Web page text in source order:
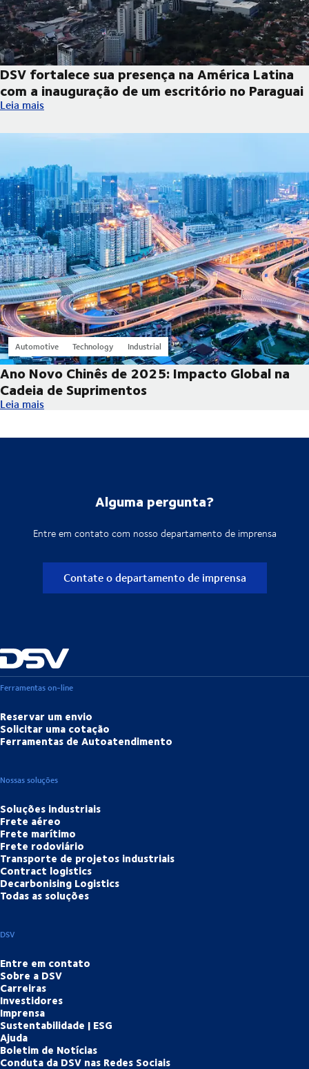
DSV fortalece sua presença na América Latina
com a inauguração de um escritório no Paraguai
DSV fortalece sua presença na América Latina com a
Leia mais
Ano Novo Chinês de 2025: Impacto Global na
Cadeia de Suprimentos
Automotive Technology Industrial
Ano Novo Chinês de 2025: Impacto Global na Cadeia de
Leia mais
Alguma pergunta?
Entre em contato com nosso departamento de imprensa
Contate o departamento de imprensa
Ferramentas on-line
Reservar um envio
Solicitar uma cotação
Ferramentas de Autoatendimento
Nossas soluções
Soluções industriais
Frete aéreo
Frete marítimo
Frete rodoviário
Transporte de projetos industriais
Contract logistics
Decarbonising Logistics
Todas as soluções
DSV
Entre em contato
Sobre a DSV
Carreiras
Investidores
Imprensa
Sustentabilidade | ESG
Ajuda
Boletim de Notícias
Conduta da DSV nas Redes Sociais